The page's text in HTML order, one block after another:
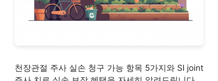
천장관절 주사 실손 청구 가능 항목 5가지와 SI joint